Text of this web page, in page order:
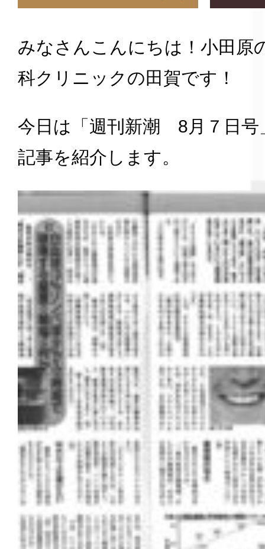
みなさんこんにちは！小田原
科クリニックの田賀です！
今日は「週刊新潮 8月７日号
記事を紹介します。